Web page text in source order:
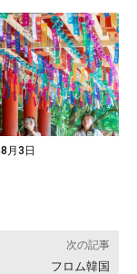
月3日
次の記事
フロム韓国